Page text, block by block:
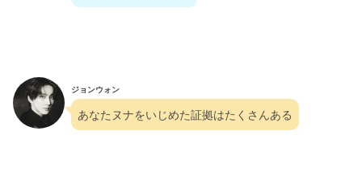
ジョンウォン
あなたヌナをいじめた証拠はたくさんある